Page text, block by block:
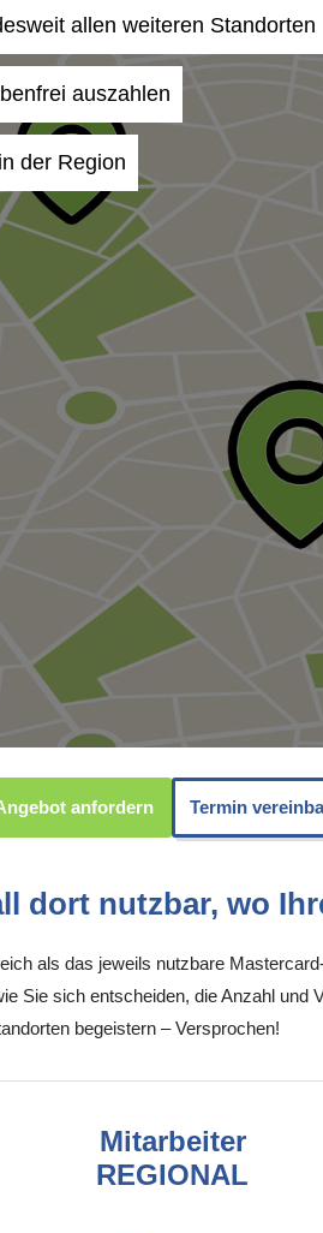
allen weiteren Standorten
auszahlen
der Region
anfordern Termin
dort nutzbar, wo
als das jeweils nutzbare
Sie sich entscheiden, die Anzahl
begeistern – Versprochen!
Mitarbeiter
REGIONAL